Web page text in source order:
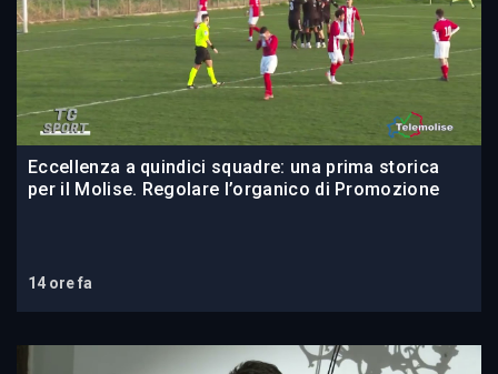
Eccellenza a quindici squadre: una prima storica
per il Molise. Regolare l’organico di Promozione
14 ore fa